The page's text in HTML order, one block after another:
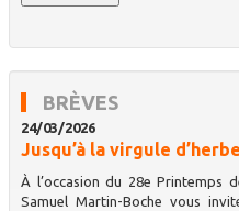
BRÈVES
24/03/2026
Jusqu’à la virgule
À l’occasion du 28e Printemps
Samuel Martin-Boche vous